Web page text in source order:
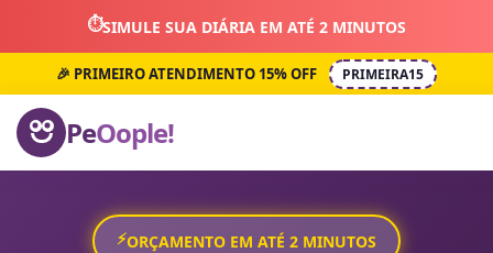
⏱️SIMULE SUA DIÁRIA EM ATÉ 2 MINUTOS
🎉 PRIMEIRO ATENDIMENTO 15% OFF PRIMEIRA15
PeOople!
⚡ORÇAMENTO EM ATÉ 2 MINUTOS